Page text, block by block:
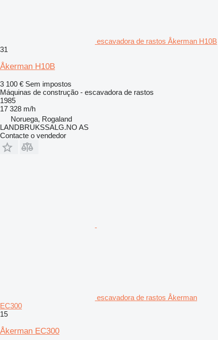
escavadora de rastos Åkerman H10B
31
Åkerman H10B
3 100 € Sem impostos
Máquinas de construção - escavadora de rastos
1985
17 328 m/h
Noruega, Rogaland
LANDBRUKSSALG.NO AS
Contacte o vendedor
escavadora de rastos Åkerman
EC300
15
Åkerman EC300